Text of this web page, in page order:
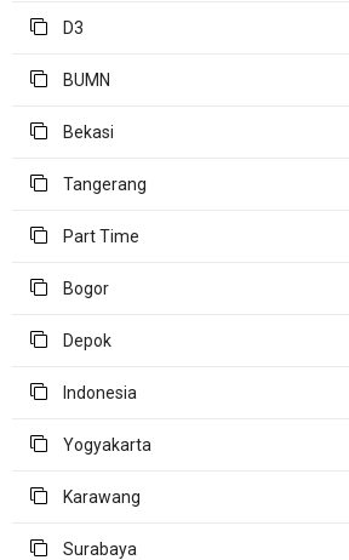
D3
BUMN
Bekasi
Tangerang
Part Time
Bogor
Depok
Indonesia
Yogyakarta
Karawang
Surabaya